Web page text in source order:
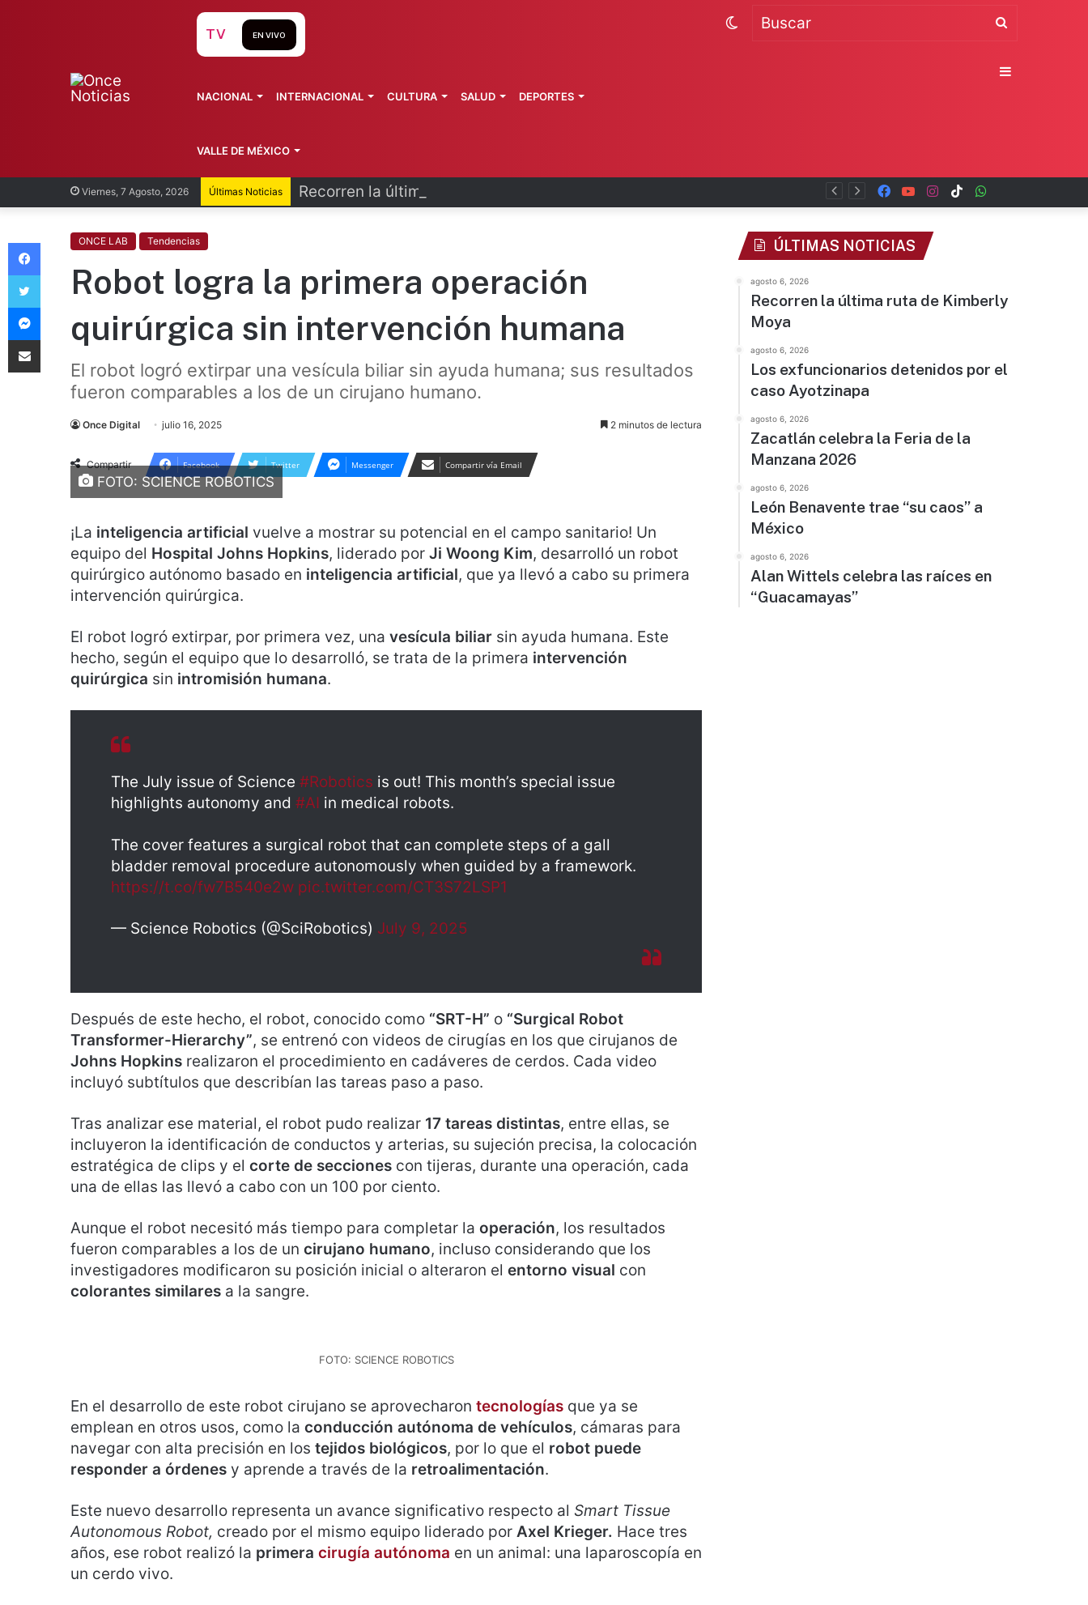
Viernes, 7 Agosto, 2026 Últimas Noticias Recorren la última ruta de Kimberly Moya TikTok
Instagram
YouTube
Facebook
TV EN VIVO
NACIONAL INTERNACIONAL CULTURA SALUD DEPORTES
VALLE DE MÉXICO
Buscar
Switch
Sidebar
ONCE LAB Tendencias
Robot logra la primera operación
quirúrgica sin intervención humana
El robot logró extirpar una vesícula biliar sin ayuda humana; sus resultados
fueron comparables a los de un cirujano humano.
Once Digital julio 16, 2025 2 minutos de lectura
Compartir Facebook Twitter Messenger Compartir vía Email
FOTO: SCIENCE ROBOTICS
¡La inteligencia artificial vuelve a mostrar su potencial en el campo sanitario! Un
equipo del Hospital Johns Hopkins, liderado por Ji Woong Kim, desarrolló un robot
quirúrgico autónomo basado en inteligencia artificial, que ya llevó a cabo su primera
intervención quirúrgica.
El robot logró extirpar, por primera vez, una vesícula biliar sin ayuda humana. Este
hecho, según el equipo que lo desarrolló, se trata de la primera intervención
quirúrgica sin intromisión humana.
The July issue of Science #Robotics is out! This month’s special issue
highlights autonomy and #AI in medical robots.
The cover features a surgical robot that can complete steps of a gall
bladder removal procedure autonomously when guided by a framework.
https://t.co/fw7B540e2w pic.twitter.com/CT3S72LSP1
— Science Robotics (@SciRobotics) July 9, 2025
Después de este hecho, el robot, conocido como “SRT-H” o “Surgical Robot
Transformer-Hierarchy”, se entrenó con videos de cirugías en los que cirujanos de
Johns Hopkins realizaron el procedimiento en cadáveres de cerdos. Cada video
incluyó subtítulos que describían las tareas paso a paso.
Tras analizar ese material, el robot pudo realizar 17 tareas distintas, entre ellas, se
incluyeron la identificación de conductos y arterias, su sujeción precisa, la colocación
estratégica de clips y el corte de secciones con tijeras, durante una operación, cada
una de ellas las llevó a cabo con un 100 por ciento.
Aunque el robot necesitó más tiempo para completar la operación, los resultados
fueron comparables a los de un cirujano humano, incluso considerando que los
investigadores modificaron su posición inicial o alteraron el entorno visual con
colorantes similares a la sangre.
FOTO: SCIENCE ROBOTICS
En el desarrollo de este robot cirujano se aprovecharon tecnologías que ya se
emplean en otros usos, como la conducción autónoma de vehículos, cámaras para
navegar con alta precisión en los tejidos biológicos, por lo que el robot puede
responder a órdenes y aprende a través de la retroalimentación.
Este nuevo desarrollo representa un avance significativo respecto al Smart Tissue
Autonomous Robot, creado por el mismo equipo liderado por Axel Krieger. Hace tres
años, ese robot realizó la primera cirugía autónoma en un animal: una laparoscopía en
un cerdo vivo.
ÚLTIMAS NOTICIAS
agosto 6, 2026
Recorren la última ruta de Kimberly
Moya
agosto 6, 2026
Los exfuncionarios detenidos por el
caso Ayotzinapa
agosto 6, 2026
Zacatlán celebra la Feria de la
Manzana 2026
agosto 6, 2026
León Benavente trae “su caos” a
México
agosto 6, 2026
Alan Wittels celebra las raíces en
“Guacamayas”
Facebook
Twitter
Messenger
Compartir vía Email